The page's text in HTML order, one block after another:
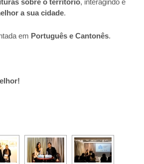
a sua cidade.
em Português e Cantonês.